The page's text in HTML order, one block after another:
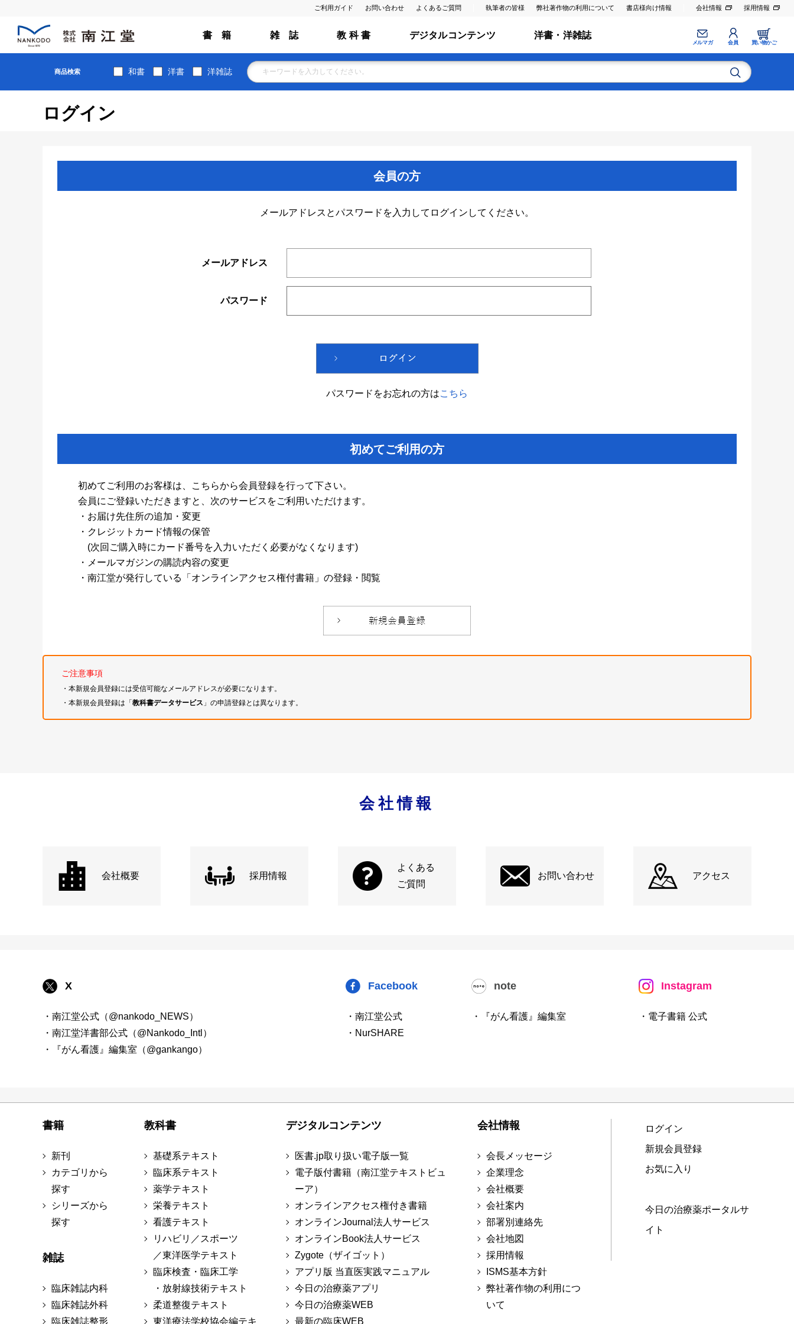
ご利用ガイド お問い合わせ よくあるご質問 執筆者の皆様 弊社著作物の利用について 書店様向け情報 会社情報 採用情報
書 籍 雑 誌 教 科 書 デジタルコンテンツ 洋書・洋雑誌
メルマガ 会員 買い物かご
商品検索 和書 洋書 洋雑誌
ログイン
会員の方
メールアドレスとパスワードを入力してログインしてください。
メールアドレス
パスワード
パスワードをお忘れの方はこちら
初めてご利用の方
初めてご利用のお客様は、こちらから会員登録を行って下さい。
会員にご登録いただきますと、次のサービスをご利用いただけます。
・お届け先住所の追加・変更
・クレジットカード情報の保管
(次回ご購入時にカード番号を入力いただく必要がなくなります)
・メールマガジンの購読内容の変更
・南江堂が発行している「オンラインアクセス権付書籍」の登録・閲覧
ご注意事項
・本新規会員登録には受信可能なメールアドレスが必要になります。
・本新規会員登録は「教科書データサービス 」の申請登録とは異なります。
会社情報
会社概要 採用情報
よくある
ご質問
お問い合わせ アクセス
X
・南江堂公式（@nankodo_NEWS）
・南江堂洋書部公式（@Nankodo_Intl）
・『がん看護』編集室（@gankango）
Facebook
・南江堂公式
・NurSHARE
note
・『がん看護』編集室
Instagram
・電子書籍 公式
書籍
新刊
カテゴリから
探す
シリーズから
探す
雑誌
臨床雑誌内科
臨床雑誌外科
臨床雑誌整形
教科書
基礎系テキスト
臨床系テキスト
薬学テキスト
栄養テキスト
看護テキスト
リハビリ／スポーツ
／東洋医学テキスト
臨床検査・臨床工学
・放射線技術テキスト
柔道整復テキスト
東洋療法学校協会編テキ
デジタルコンテンツ
医書.jp取り扱い電子版一覧
電子版付書籍（南江堂テキストビュ
ーア）
オンラインアクセス権付き書籍
オンラインJournal法人サービス
オンラインBook法人サービス
Zygote（ザイゴット）
アプリ版 当直医実践マニュアル
今日の治療薬アプリ
今日の治療薬WEB
最新の臨床WEB
会社情報
会長メッセージ
企業理念
会社概要
会社案内
部署別連絡先
会社地図
採用情報
ISMS基本方針
弊社著作物の利用につ
いて
ログイン
新規会員登録
お気に入り
今日の治療薬ポータルサ
イト